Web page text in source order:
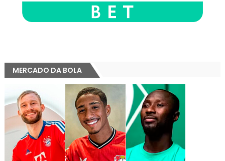
MERCADO DA BOLA